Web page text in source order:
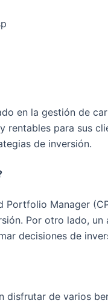
en la gestión de
para sus
de inversión.
Manager
Por otro lado,
decisiones de
disfrutar de varios